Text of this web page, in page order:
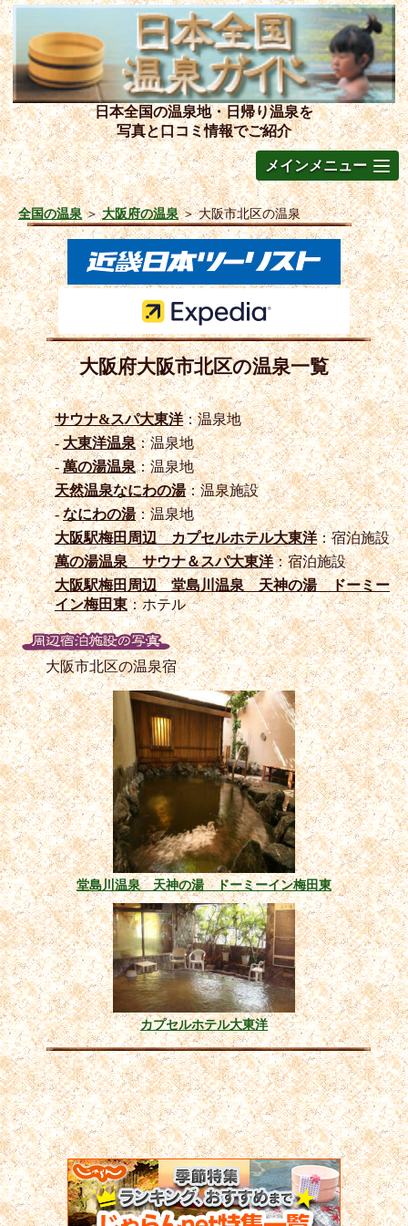
日本全国の温泉地・日帰り温泉を
写真と口コミ情報でご紹介
メインメニュー
全国の温泉＞大阪府の温泉＞大阪市北区の温泉
大阪府大阪市北区の温泉一覧
サウナ&スパ大東洋：温泉地
-大東洋温泉：温泉地
-萬の湯温泉：温泉地
天然温泉なにわの湯：温泉施設
-なにわの湯：温泉地
大阪駅梅田周辺 カプセルホテル大東洋：宿泊施設
萬の湯温泉 サウナ＆スパ大東洋：宿泊施設
大阪駅梅田周辺 堂島川温泉 天神の湯 ドーミー
イン梅田東：ホテル
大阪市北区の温泉宿
堂島川温泉 天神の湯 ドーミーイン梅田東
カプセルホテル大東洋